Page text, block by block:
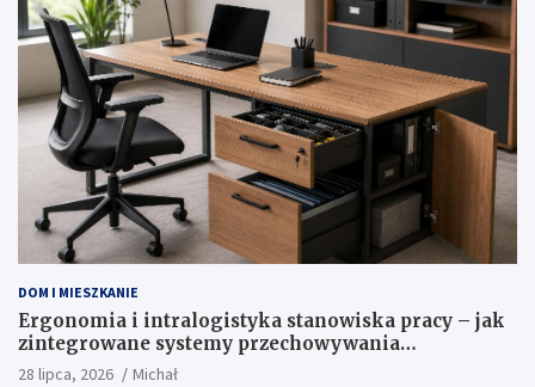
DOM I MIESZKANIE
Ergonomia i intralogistyka stanowiska pracy – jak
zintegrowane systemy przechowywania
optymalizują codzienne procesy biurowe?
28 lipca, 2026 Michał